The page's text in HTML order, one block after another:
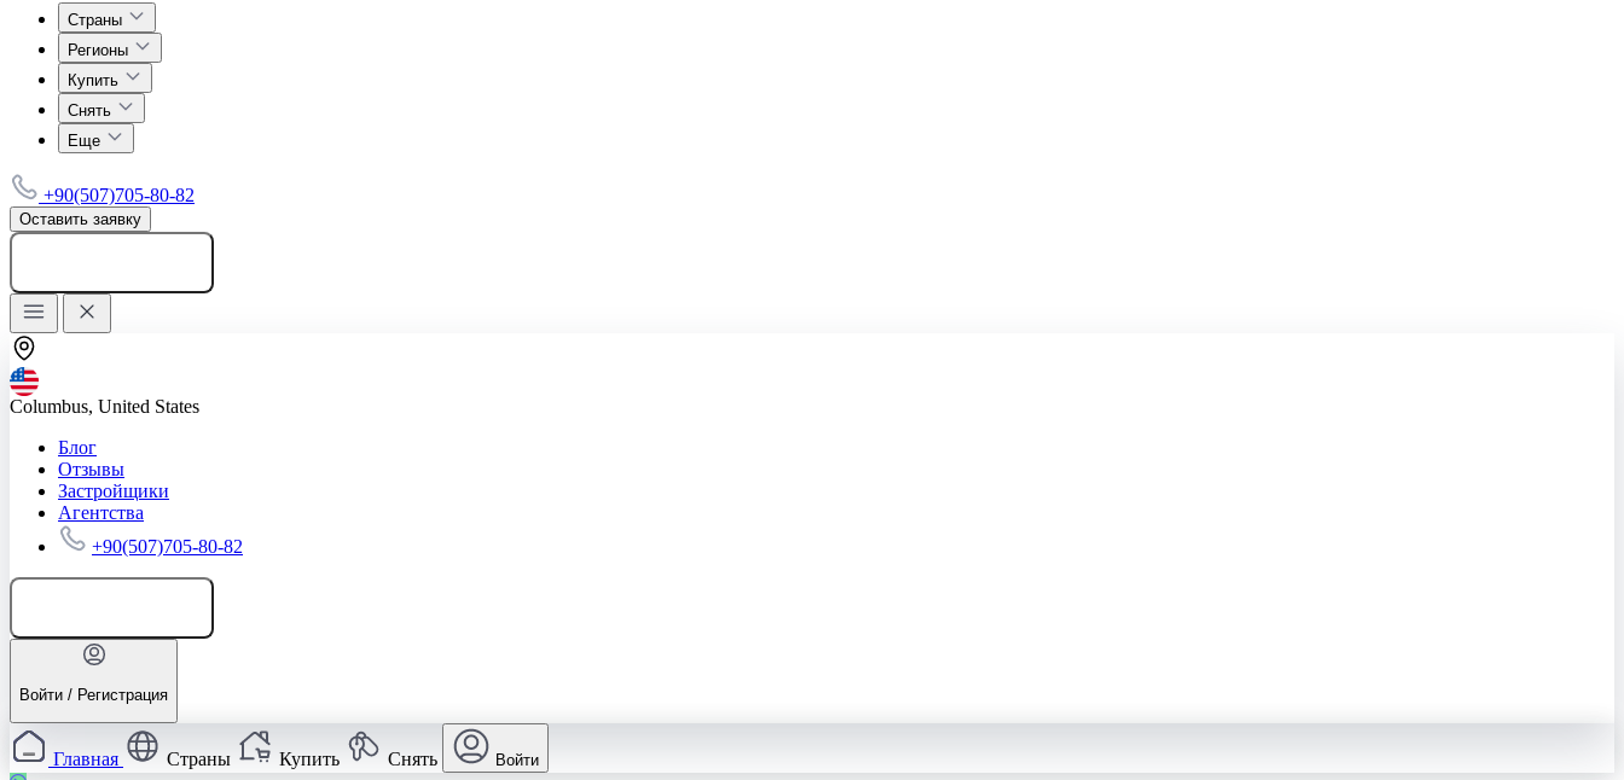
Страны
Регионы
Купить
Снять
Еще
+90(507)705-80-82
Оставить заявку
Columbus, United States
Блог
Отзывы
Застройщики
Агентства
+90(507)705-80-82
Войти / Регистрация
Главная Страны Купить Снять Войти